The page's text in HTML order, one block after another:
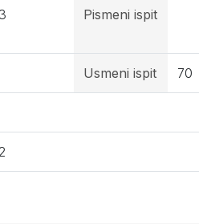
Pismeni ispit
Usmeni ispit 70